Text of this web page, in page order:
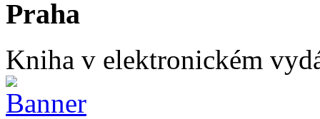
Praha
Kniha v elektronickém